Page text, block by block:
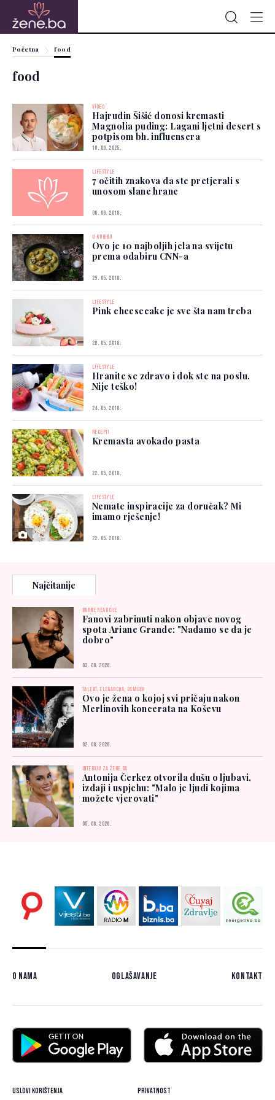
Početna food
food
VIDEO
Hajrudin Šišić donosi kremasti
Magnolia puding: Lagani ljetni desert s
potpisom bh. influensera
10. 06. 2025.
LIFESTYLE
7 očitih znakova da ste pretjerali s
unosom slane hrane
06. 06. 2018.
U KUHINJI
Ovo je 10 najboljih jela na svijetu
prema odabiru CNN-a
29. 05. 2018.
LIFESTYLE
Pink cheesecake je sve šta nam treba
28. 05. 2018.
LIFESTYLE
Hranite se zdravo i dok ste na poslu.
Nije teško!
24. 05. 2018.
RECEPTI
Kremasta avokado pasta
22. 05. 2018.
LIFESTYLE
Nemate inspiracije za doručak? Mi
imamo rješenje!
22. 05. 2018.
Najčitanije
BURNE REAKCIJE
Fanovi zabrinuti nakon objave novog
spota Ariane Grande: "Nadamo se da je
dobro"
03. 08. 2026.
TALENT, ELEGANCIJA, OSMIJEH
Ovo je žena o kojoj svi pričaju nakon
Merlinovih koncerata na Koševu
02. 08. 2026.
INTERVJU ZA ŽENE.BA
Antonija Čerkez otvorila dušu o ljubavi,
izdaji i uspjehu: "Malo je ljudi kojima
možete vjerovati"
05. 08. 2026.
O nama Oglašavanje Kontakt
Uslovi korištenja Privatnost